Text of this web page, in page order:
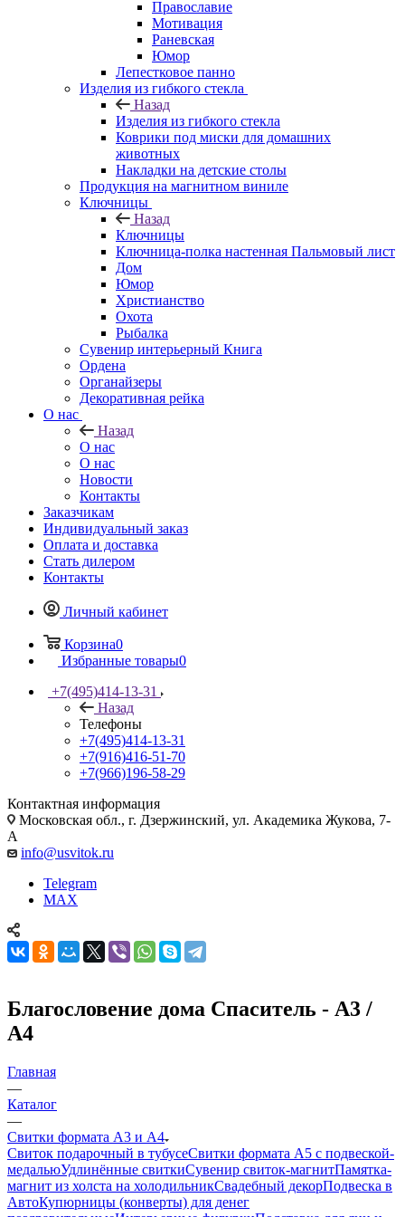
Православие
Мотивация
Раневская
Юмор
Лепестковое панно
Изделия из гибкого стекла
Назад
Изделия из гибкого стекла
Коврики под миски для домашних
животных
Накладки на детские столы
Продукция на магнитном виниле
Ключницы
Назад
Ключницы
Ключница-полка настенная Пальмовый лист
Дом
Юмор
Христианство
Охота
Рыбалка
Сувенир интерьерный Книга
Ордена
Органайзеры
Декоративная рейка
О нас
Назад
О нас
О нас
Новости
Контакты
Заказчикам
Индивидуальный заказ
Оплата и доставка
Стать дилером
Контакты
Личный кабинет
Корзина0
Избранные товары0
+7(495)414-13-31
Назад
Телефоны
+7(495)414-13-31
+7(916)416-51-70
+7(966)196-58-29
Контактная информация
Московская обл., г. Дзержинский, ул. Академика Жукова, 7-
А
info@usvitok.ru
Telegram
MAX
Благословение дома Спаситель - А3 /
А4
Главная
—
Каталог
—
Свитки формата А3 и А4
Свиток подарочный в тубусеСвитки формата А5 с подвеской-
медальюУдлинённые свиткиСувенир свиток-магнитПамятка-
магнит из холста на холодильникСвадебный декорПодвеска в
АвтоКупюрницы (конверты) для денег